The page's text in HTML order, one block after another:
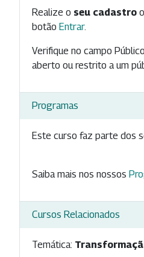
Realize o seu cadastro
botão Entrar.
Verifique no campo
aberto ou restrito a um
Programas
Este curso faz parte dos
Saiba mais nos nossos
Cursos Relacionados
Temática: